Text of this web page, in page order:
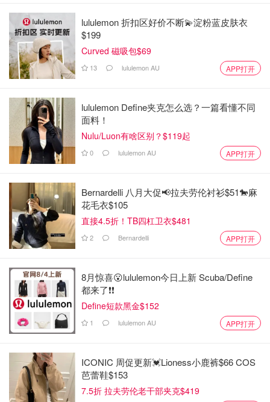
lululemon 折扣区好价不断💫淀粉蓝皮肤衣
$199
Curved 磁吸包$69
13 lululemon AU APP打开
lululemon Define夹克怎么选？一篇看懂不同
面料！
Nulu/Luon有啥区别？$119起
0 lululemon AU APP打开
Bernardelli 八月大促📢拉夫劳伦衬衫$51🐎麻
花毛衣$105
直接4.5折！TB四杠卫衣$481
2 Bernardelli APP打开
8月惊喜😮lululemon今日上新 Scuba/Define
都来了❗️❗️
Define短款黑金$152
1 lululemon AU APP打开
ICONIC 周促更新💓Lioness小鹿裤$66 COS
芭蕾鞋$153
7.5折 拉夫劳伦老干部夹克$419